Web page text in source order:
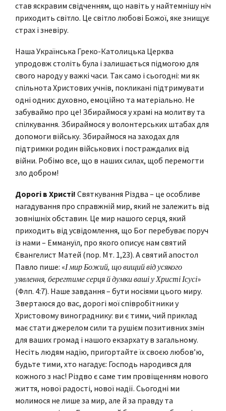
став яскравим свідченням, що навіть у найтемнішу ніч
приходить світло. Це світло любові Божої, яке знищує
страх і зневіру.
Наша Українська Греко-Католицька Церква
упродовж століть була і залишається підмогою для
свого народу у важкі часи. Так само і сьогодні: ми як
спільнота Христових учнів, покликані підтримувати
одні одних: духовно, емоційно та матеріально. Не
забуваймо про це! Збираймося у храмі на молитву та
спілкування. Збираймося у волонтерських штабах для
допомоги війську. Збираймося на заходах для
підтримки родин військових і постраждалих від
війни. Робімо все, що в наших силах, щоб перемогти
зло добром!
Дорогі в Христі! Святкування Різдва – це особливе
нагадування про справжній мир, який не залежить від
зовнішніх обставин. Це мир нашого серця, який
приходить від усвідомлення, що Бог перебуває поруч
із нами – Еммануїл, про якого описує нам святий
Євангелист Матей (пор. Мт. 1,23). А святий апостол
Павло пише: «І мир Божий, що вищий від усякого
уявлення, берегтиме серця й думки ваші у Христі Ісусі»
(Флп. 4:7). Наше завдання – бути носіями цього миру.
Звертаюся до вас, дорогі мої співробітники у
Христовому винограднику: ви є тими, чий приклад
має стати джерелом сили та рушієм позитивних змін
для ваших громад і нашого екзархату в загальному.
Несіть людям надію, пригортайте їх своєю любов’ю,
будьте тими, хто нагадує: Господь народився для
кожного з нас! Різдво є саме тим провіщенням нового
життя, нової радості, нової надії. Сьогодні ми
молимося не лише за мир, але й за правду та